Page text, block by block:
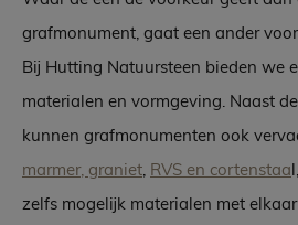
grafmonument, gaat een ander
Bij Hutting Natuursteen bieden we
materialen en vormgeving. Naast
kunnen grafmonumenten ook
marmer, graniet, RVS en cortenstaal,
zelfs mogelijk materialen met